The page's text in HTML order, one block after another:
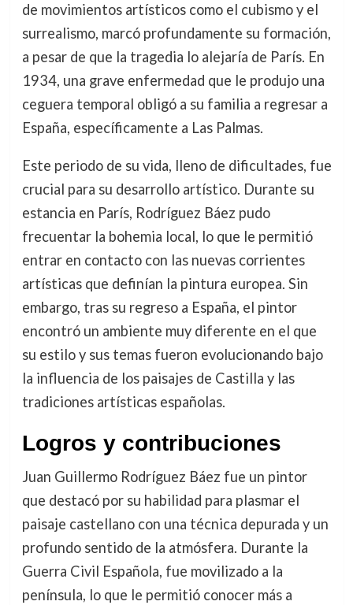
de movimientos artísticos como el cubismo y el
surrealismo, marcó profundamente su formación,
a pesar de que la tragedia lo alejaría de París. En
1934, una grave enfermedad que le produjo una
ceguera temporal obligó a su familia a regresar a
España, específicamente a Las Palmas.
Este periodo de su vida, lleno de dificultades, fue
crucial para su desarrollo artístico. Durante su
estancia en París, Rodríguez Báez pudo
frecuentar la bohemia local, lo que le permitió
entrar en contacto con las nuevas corrientes
artísticas que definían la pintura europea. Sin
embargo, tras su regreso a España, el pintor
encontró un ambiente muy diferente en el que
su estilo y sus temas fueron evolucionando bajo
la influencia de los paisajes de Castilla y las
tradiciones artísticas españolas.
Logros y contribuciones
Juan Guillermo Rodríguez Báez fue un pintor
que destacó por su habilidad para plasmar el
paisaje castellano con una técnica depurada y un
profundo sentido de la atmósfera. Durante la
Guerra Civil Española, fue movilizado a la
península, lo que le permitió conocer más a